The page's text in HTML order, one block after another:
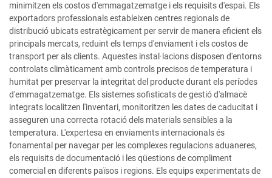
minimitzen els costos d'emmagatzematge i els requisits d'espai. Els
exportadors professionals estableixen centres regionals de
distribució ubicats estratègicament per servir de manera eficient els
principals mercats, reduint els temps d'enviament i els costos de
transport per als clients. Aquestes instal·lacions disposen d'entorns
controlats climàticament amb controls precisos de temperatura i
humitat per preservar la integritat del producte durant els períodes
d'emmagatzematge. Els sistemes sofisticats de gestió d'almacè
integrats localitzen l'inventari, monitoritzen les dates de caducitat i
asseguren una correcta rotació dels materials sensibles a la
temperatura. L'expertesa en enviaments internacionals és
fonamental per navegar per les complexes regulacions aduaneres,
els requisits de documentació i les qüestions de compliment
comercial en diferents països i regions. Els equips experimentats de